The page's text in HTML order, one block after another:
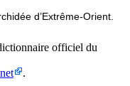
d’Extrême-Orient.
officiel du
.